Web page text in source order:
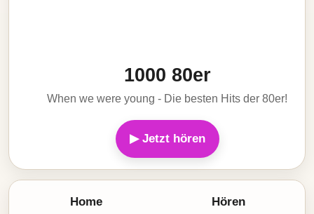
1000 80er
When we were young - Die besten Hits der 80er!
▶ Jetzt hören
Home Hören